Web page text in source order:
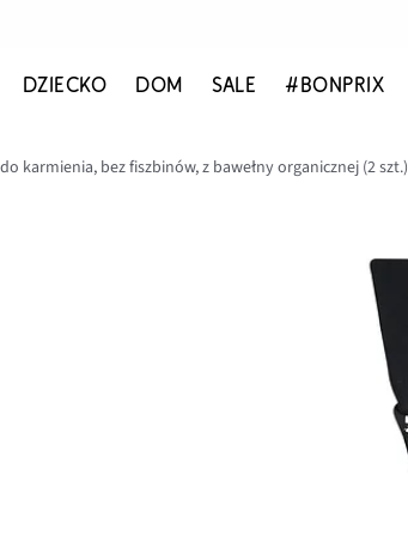
DZIECKO DOM SALE #BONPRIX
karmienia, bez fiszbinów, z bawełny organicznej (2 szt.)